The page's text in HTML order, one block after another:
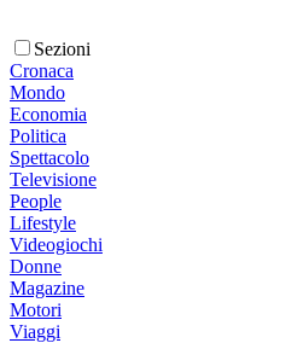
Sezioni
Cronaca
Mondo
Economia
Politica
Spettacolo
Televisione
People
Lifestyle
Videogiochi
Donne
Magazine
Motori
Viaggi